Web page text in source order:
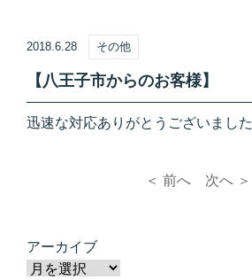
2018.6.28 その他
【八王子市からのお客様】
迅速な対応ありがとうございました
＜ 前へ 次へ ＞
アーカイブ